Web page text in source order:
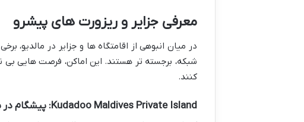
معرفی جزایر و ریزورت های پیشرو
در میان انبوهی از اقامتگاه ها و جزایر در مالدیو،
شبکه، برجسته تر هستند. این اماکن، فرصت هایی
کنند.
Kudadoo Maldives Private Island: پیشگام در پایداری لوکس